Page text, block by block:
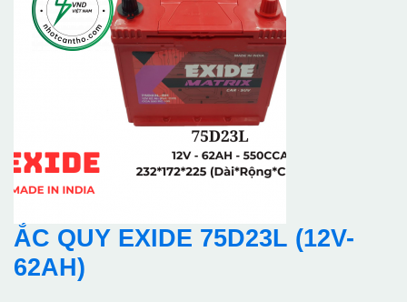
ẮC QUY EXIDE 75D23L (12V-
62AH)